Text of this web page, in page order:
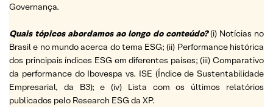
Governança.
Quais tópicos abordamos ao longo do conteúdo? (i) Notícias no
Brasil e no mundo acerca do tema ESG; (ii) Performance histórica
dos principais índices ESG em diferentes países; (iii) Comparativo
da performance do Ibovespa vs. ISE (Índice de Sustentabilidade
Empresarial, da B3); e (iv) Lista com os últimos relatórios
publicados pelo Research ESG da XP.